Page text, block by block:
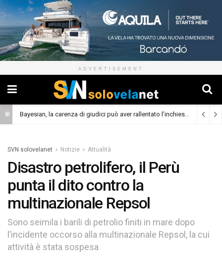
ADVERTISEMENT
Bayesian, la carenza di giudici può aver rallentato l’inchiesta (Cronaca)
SVN solovelanet Notizie Attualità
Disastro petrolifero, il Perù
punta il dito contro la
multinazionale Repsol
Sono seimila i barili di petrolio finiti in mare dopo
l’incidente occorso alla multinazionale Repsol, la cui
attività è stata sospesa